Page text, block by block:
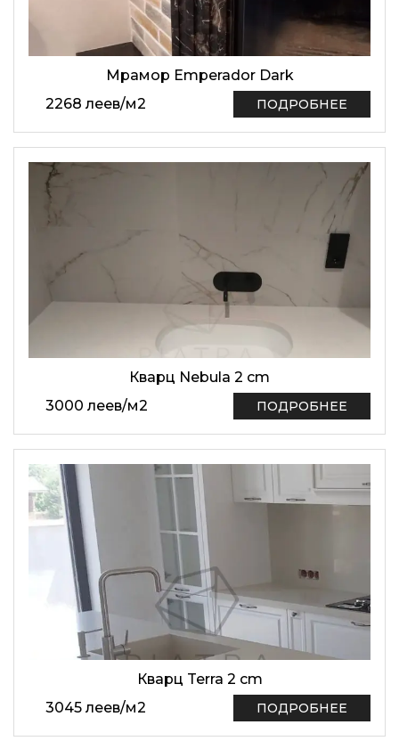
Мрамор Emperador Dark
2268 леев/м2 ПОДРОБНЕЕ
Кварц Nebula 2 cm
3000 леев/м2 ПОДРОБНЕЕ
Кварц Terra 2 cm
3045 леев/м2 ПОДРОБНЕЕ